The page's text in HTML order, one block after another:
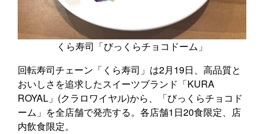
くら寿司「びっくらチョコドーム」
回転寿司チェーン「くら寿司」は2月19日、高品質と
おいしさを追求したスイーツブランド「KURA
ROYAL」(クラロワイヤル)から、「びっくらチョコド
ーム」を全店舗で発売する。各店舗1日20食限定、店
内飲食限定。